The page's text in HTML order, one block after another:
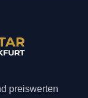
preiswerten